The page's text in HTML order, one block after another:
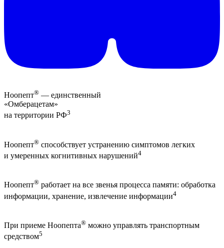
Ноопепт® — единственный
«Омберацетам»
на территории РФ3
Ноопепт® способствует устранению симптомов легких
и умеренных когнитивных нарушений4
Ноопепт® работает на все звенья процесса памяти: обработка
информации, хранение, извлечение информации4
При приеме Ноопепта® можно управлять транспортным
средством5